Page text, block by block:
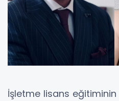
İşletme lisans